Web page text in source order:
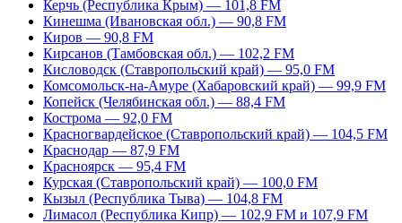
Керчь (Республика Крым) — 101,8 FM
Кинешма (Ивановская обл.) — 90,8 FM
Киров — 90,8 FM
Кирсанов (Тамбовская обл.) — 102,2 FM
Кисловодск (Ставропольский край) — 95,0 FM
Комсомольск-на-Амуре (Хабаровский край) — 99,9 FM
Копейск (Челябинская обл.) — 88,4 FM
Кострома — 92,0 FM
Красногвардейское (Ставропольский край) — 104,5 FM
Краснодар — 87,9 FM
Красноярск — 95,4 FM
Курская (Ставропольский край) — 100,0 FM
Кызыл (Республика Тыва) — 104,8 FM
Лимасол (Республика Кипр) — 102,9 FM и 107,9 FM